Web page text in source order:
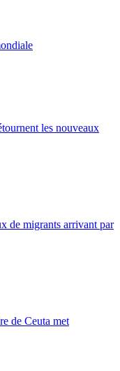
les nouveaux
de migrants arrivant par
de Ceuta met